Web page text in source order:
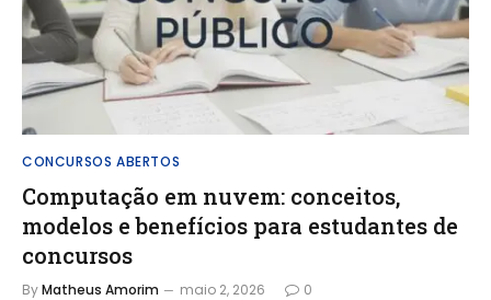
CONCURSOS ABERTOS
Computação em nuvem: conceitos,
modelos e benefícios para estudantes de
concursos
ByMatheus Amorim maio 2, 2026 0